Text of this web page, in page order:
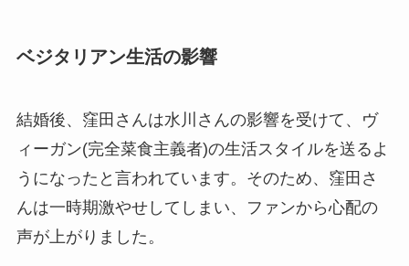
ベジタリアン生活の影響
結婚後、窪田さんは水川さんの影響を受けて、ヴ
ィーガン(完全菜食主義者)の生活スタイルを送るよ
うになったと言われています。そのため、窪田さ
んは一時期激やせしてしまい、ファンから心配の
声が上がりました。